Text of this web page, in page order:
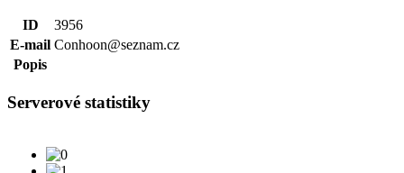
ID
3956
E-mail Conhoon@seznam.cz
Popis
Serverové statistiky